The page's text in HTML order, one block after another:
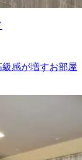
感が増すお部屋